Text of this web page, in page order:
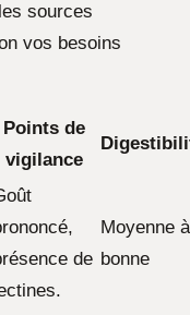
sources
vos besoins
Points de
vigilance
de
Moyenne à
bonne